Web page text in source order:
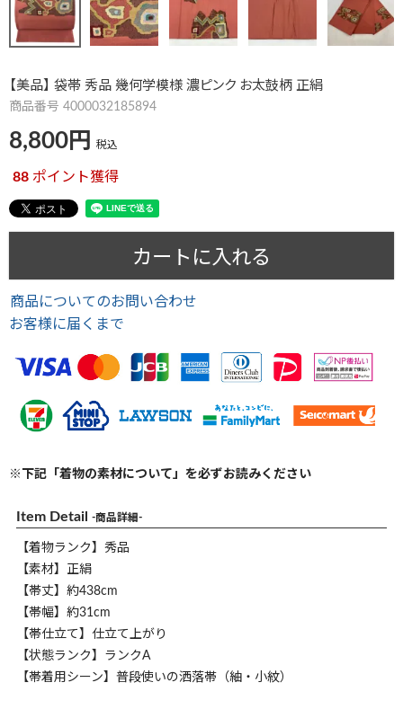
【美品】 袋帯 秀品 幾何学模様 濃ピンク お太鼓柄 正絹
商品番号 4000032185894
8,800 税込
88 ポイント獲得
カートに入れる
商品についてのお問い合わせ
お客様に届くまで
※下記「着物の素材について」を必ずお読みください
Item Detail -商品詳細-
【着物ランク】秀品
【素材】正絹
【帯丈】約438cm
【帯幅】約31cm
【帯仕立て】仕立て上がり
【状態ランク】ランクA
【帯着用シーン】普段使いの洒落帯（紬・小紋）